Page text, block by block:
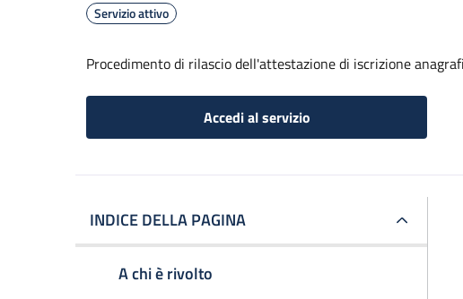
Servizio attivo
Procedimento di rilascio dell'attestazione di iscrizione
Accedi al servizio
INDICE DELLA PAGINA
A chi è rivolto